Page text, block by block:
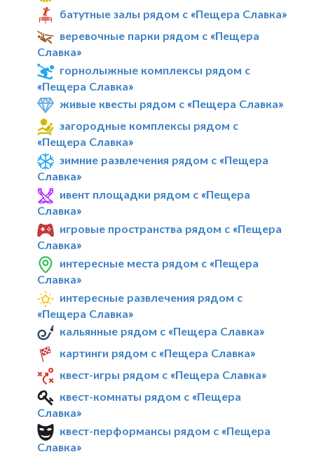
батутные залы рядом с «Пещера Славка»
веревочные парки рядом с «Пещера
Славка»
горнолыжные комплексы рядом с
«Пещера Славка»
живые квесты рядом с «Пещера Славка»
загородные комплексы рядом с
«Пещера Славка»
зимние развлечения рядом с «Пещера
Славка»
ивент площадки рядом с «Пещера
Славка»
игровые пространства рядом с «Пещера
Славка»
интересные места рядом с «Пещера
Славка»
интересные развлечения рядом с
«Пещера Славка»
кальянные рядом с «Пещера Славка»
картинги рядом с «Пещера Славка»
квест-игры рядом с «Пещера Славка»
квест-комнаты рядом с «Пещера
Славка»
квест-перформансы рядом с «Пещера
Славка»